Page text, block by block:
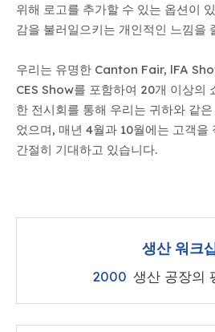
위해 로고를 추가할 수 있는 옵션이
감을 불러일으키는 개인적인 느낌을
우리는 유명한 Canton Fair, lFA
CES Show를 포함하여 20개 이상의
한 전시회를 통해 우리는 귀하와 같
었으며, 매년 4월과 10월에는 고객을
간절히 기대하고 있습니다.
생산 워크
2000 생산 공장의